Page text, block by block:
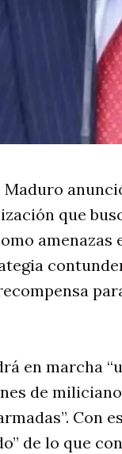
que
en marcha
de
Con
de lo que